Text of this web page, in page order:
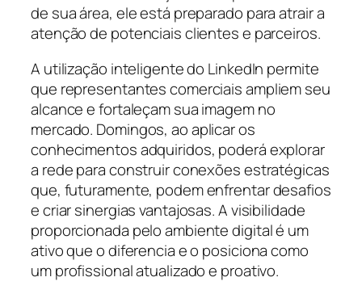
de sua área, ele está preparado para atrair a
atenção de potenciais clientes e parceiros.
A utilização inteligente do LinkedIn permite
que representantes comerciais ampliem seu
alcance e fortaleçam sua imagem no
mercado. Domingos, ao aplicar os
conhecimentos adquiridos, poderá explorar
a rede para construir conexões estratégicas
que, futuramente, podem enfrentar desafios
e criar sinergias vantajosas. A visibilidade
proporcionada pelo ambiente digital é um
ativo que o diferencia e o posiciona como
um profissional atualizado e proativo.